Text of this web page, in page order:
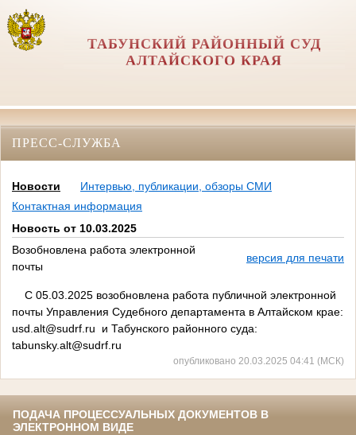
ТАБУНСКИЙ РАЙОННЫЙ СУД
АЛТАЙСКОГО КРАЯ
ПРЕСС-СЛУЖБА
Новости
Интервью, публикации, обзоры СМИ
Контактная информация
Новость от 10.03.2025
Возобновлена работа электронной
почты
версия для печати
С 05.03.2025 возобновлена работа публичной электронной
почты Управления Судебного департамента в Алтайском крае:
usd.alt@sudrf.ru и Табунского районного суда:
tabunsky.alt@sudrf.ru
опубликовано 20.03.2025 04:41 (МСК)
ПОДАЧА ПРОЦЕССУАЛЬНЫХ ДОКУМЕНТОВ В
ЭЛЕКТРОННОМ ВИДЕ